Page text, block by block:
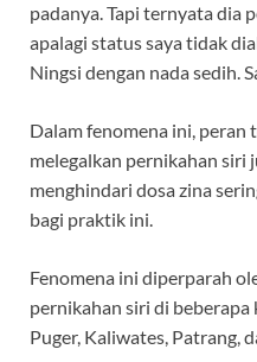
padanya. Tapi ternyata dia
apalagi status saya tidak
Ningsi dengan nada sedih.
Dalam fenomena ini, peran
melegalkan pernikahan siri
menghindari dosa zina
bagi praktik ini.
Fenomena ini diperparah
pernikahan siri di
Puger, Kaliwates, Patrang,